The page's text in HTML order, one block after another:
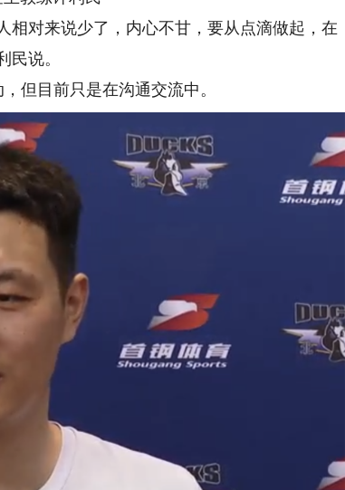
对来说少了，内心不甘，要从点滴做起，在
民说。
目前只是在沟通交流中。